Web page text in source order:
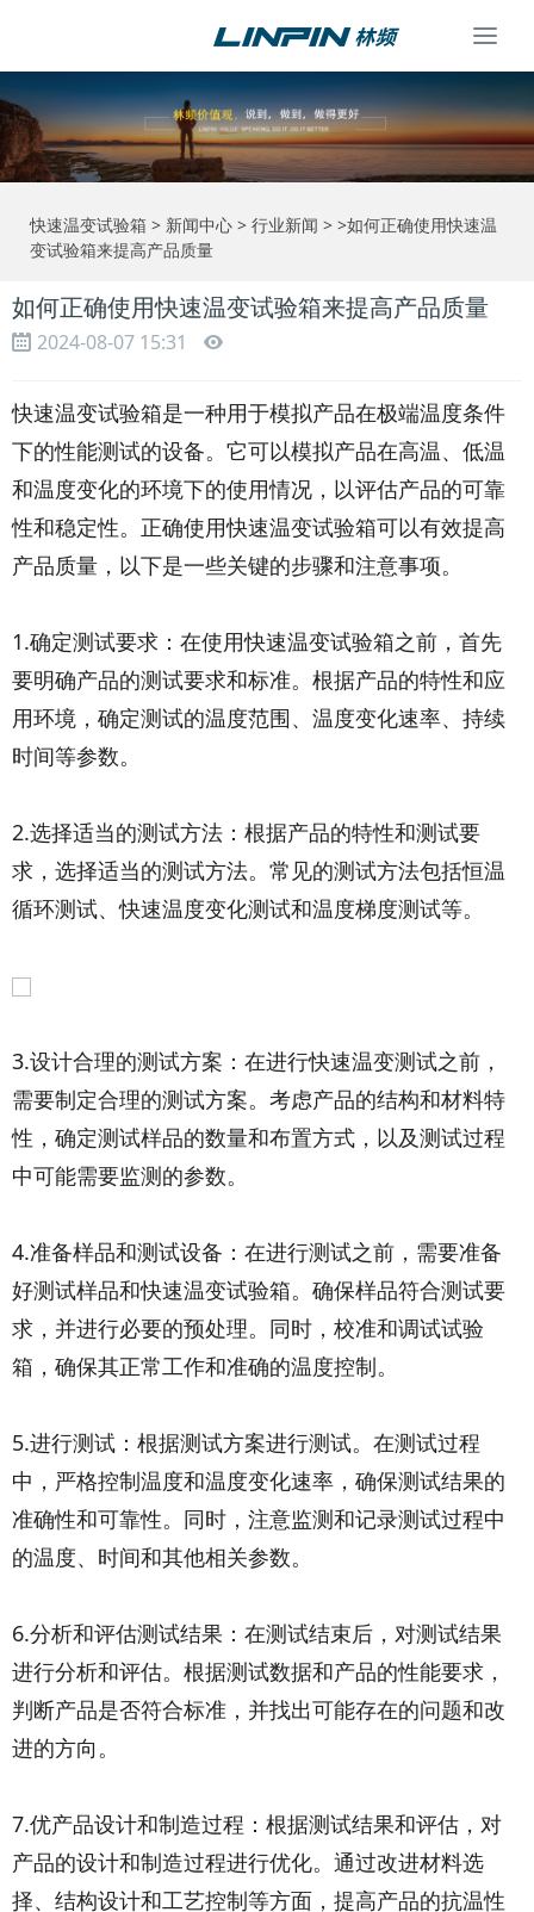
快速温变试验箱 > 新闻中心 > 行业新闻 > >如何正确使用快速温
变试验箱来提高产品质量
如何正确使用快速温变试验箱来提高产品质量
2024-08-07 15:31
快速温变试验箱是一种用于模拟产品在极端温度条件
下的性能测试的设备。它可以模拟产品在高温、低温
和温度变化的环境下的使用情况，以评估产品的可靠
性和稳定性。正确使用快速温变试验箱可以有效提高
产品质量，以下是一些关键的步骤和注意事项。
1.确定测试要求：在使用快速温变试验箱之前，首先
要明确产品的测试要求和标准。根据产品的特性和应
用环境，确定测试的温度范围、温度变化速率、持续
时间等参数。
2.选择适当的测试方法：根据产品的特性和测试要
求，选择适当的测试方法。常见的测试方法包括恒温
循环测试、快速温度变化测试和温度梯度测试等。
3.设计合理的测试方案：在进行快速温变测试之前，
需要制定合理的测试方案。考虑产品的结构和材料特
性，确定测试样品的数量和布置方式，以及测试过程
中可能需要监测的参数。
4.准备样品和测试设备：在进行测试之前，需要准备
好测试样品和快速温变试验箱。确保样品符合测试要
求，并进行必要的预处理。同时，校准和调试试验
箱，确保其正常工作和准确的温度控制。
5.进行测试：根据测试方案进行测试。在测试过程
中，严格控制温度和温度变化速率，确保测试结果的
准确性和可靠性。同时，注意监测和记录测试过程中
的温度、时间和其他相关参数。
6.分析和评估测试结果：在测试结束后，对测试结果
进行分析和评估。根据测试数据和产品的性能要求，
判断产品是否符合标准，并找出可能存在的问题和改
进的方向。
7.优产品设计和制造过程：根据测试结果和评估，对
产品的设计和制造过程进行优化。通过改进材料选
择、结构设计和工艺控制等方面，提高产品的抗温性